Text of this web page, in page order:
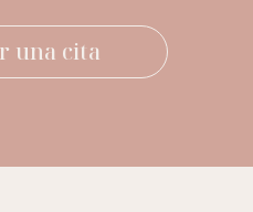
una cita